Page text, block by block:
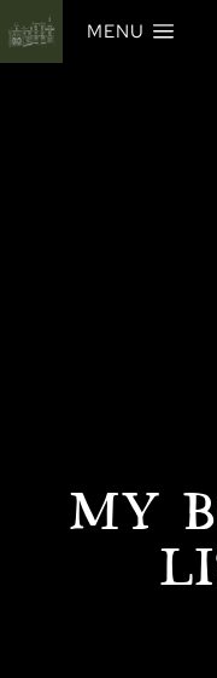
MENU
MY